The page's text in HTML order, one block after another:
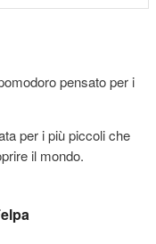
pensato per i
per i più piccoli che
il mondo.